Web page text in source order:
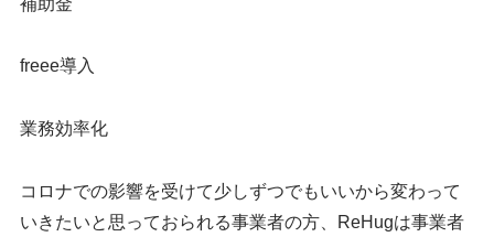
freee導入
業務効率化
コロナでの影響を受けて少しずつでもいいから変わって
いきたいと思っておられる事業者の方、ReHugは事業者